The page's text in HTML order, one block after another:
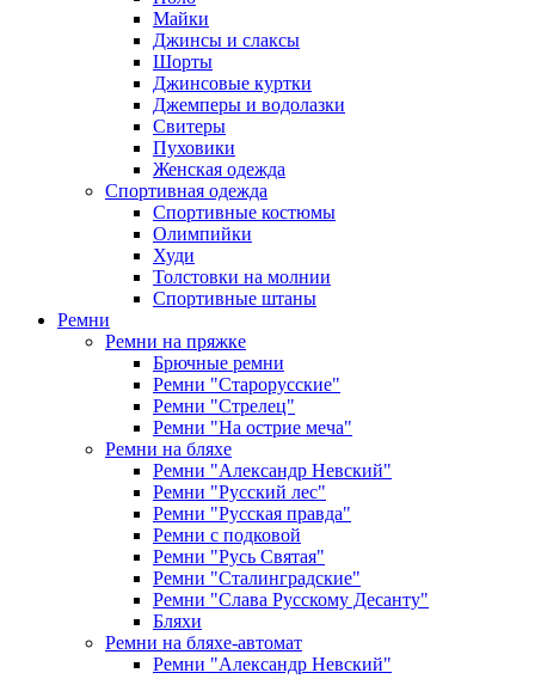
Майки
Джинсы и слаксы
Шорты
Джинсовые куртки
Джемперы и водолазки
Свитеры
Пуховики
Женская одежда
Спортивная одежда
Спортивные костюмы
Олимпийки
Худи
Толстовки на молнии
Спортивные штаны
Ремни
Ремни на пряжке
Брючные ремни
Ремни "Старорусские"
Ремни "Стрелец"
Ремни "На острие меча"
Ремни на бляхе
Ремни "Александр Невский"
Ремни "Русский лес"
Ремни "Русская правда"
Ремни с подковой
Ремни "Русь Святая"
Ремни "Сталинградские"
Ремни "Слава Русскому Десанту"
Бляхи
Ремни на бляхе-автомат
Ремни "Александр Невский"